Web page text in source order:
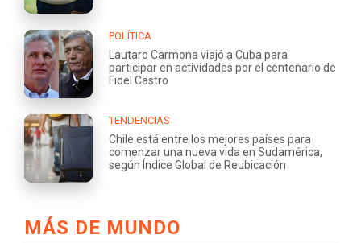
POLÍTICA
Lautaro Carmona viajó a Cuba para
participar en actividades por el centenario de
Fidel Castro
TENDENCIAS
Chile está entre los mejores países para
comenzar una nueva vida en Sudamérica,
según Índice Global de Reubicación
MÁS DE MUNDO